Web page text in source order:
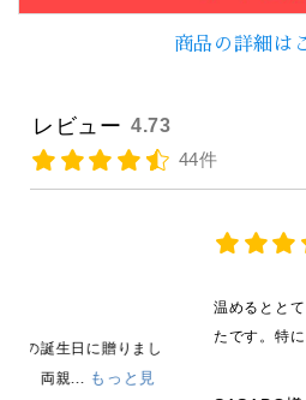
商品の詳細は
レビュー 4.73
44件
温めるととてもふわふわで、油も
たです。特に、うなぎが私のお気に